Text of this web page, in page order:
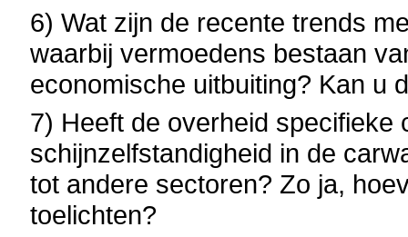
6) Wat zijn de recente trends
waarbij vermoedens bestaan
economische uitbuiting? Kan u
7) Heeft de overheid specifieke
schijnzelfstandigheid in de
tot andere sectoren? Zo ja,
toelichten?